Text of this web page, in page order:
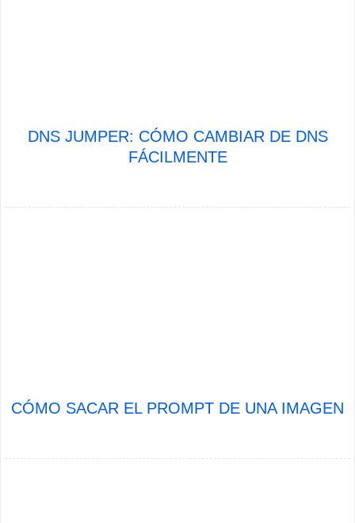
DNS JUMPER: CÓMO CAMBIAR DE DNS
FÁCILMENTE
CÓMO SACAR EL PROMPT DE UNA IMAGEN